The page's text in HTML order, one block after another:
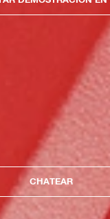
CHATEAR